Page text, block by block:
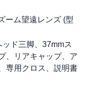
ーム望遠レンズ (型
ド三脚、37mmス
、リアキャップ、ア
専用クロス、説明書